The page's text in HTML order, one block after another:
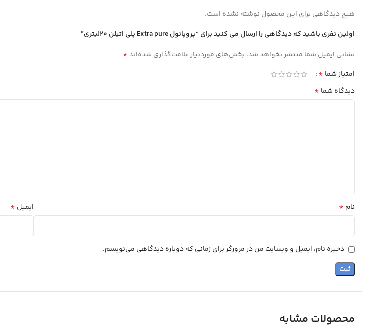
هیچ دیدگاهی برای این محصول نوشته نشده است.
اولین نفری باشید که دیدگاهی را ارسال می کنید برای “پروپانول Extra pure پلي اتيلن 20ليتري”
نشانی ایمیل شما منتشر نخواهد شد. بخش‌های موردنیاز علامت‌گذاری شده‌اند*
امتیاز شما *
دیدگاه شما *
نام * ایمیل *
ذخیره نام، ایمیل و وبسایت من در مرورگر برای زمانی که دوباره دیدگاهی می‌نویسم.
محصولات مشابه